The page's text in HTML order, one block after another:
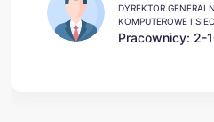
DYREKTOR
KOMPUTEROWE I
Pracownicy: 2-